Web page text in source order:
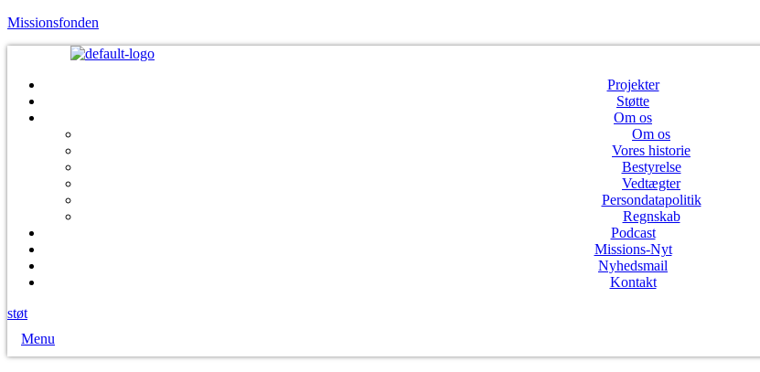
Missionsfonden
Projekter
Støtte
Om os
Om os
Vores historie
Bestyrelse
Vedtægter
Persondatapolitik
Regnskab
Podcast
Missions-Nyt
Nyhedsmail
Kontakt
støt
Menu